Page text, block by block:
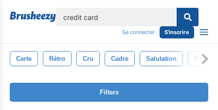
Se connecter S'inscrire
Carte Rétro Cru Cadre Salutation Papier
Filters